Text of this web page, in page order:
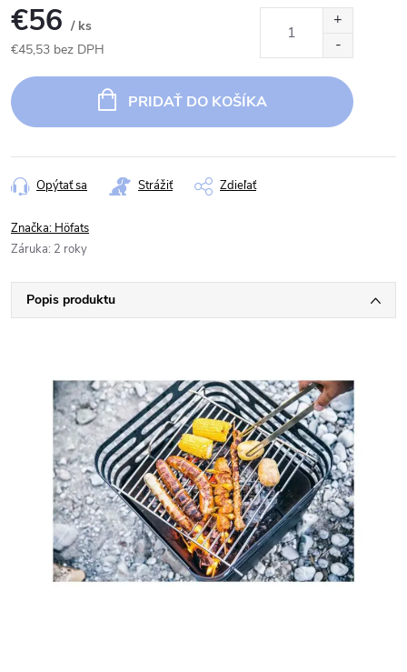
€56 / ks
€45,53 bez DPH
cena:
PRIDAŤ DO KOŠÍKA
Opýtať sa Strážiť Zdieľať
Značka: Höfats
Záruka: 2 roky
Popis produktu